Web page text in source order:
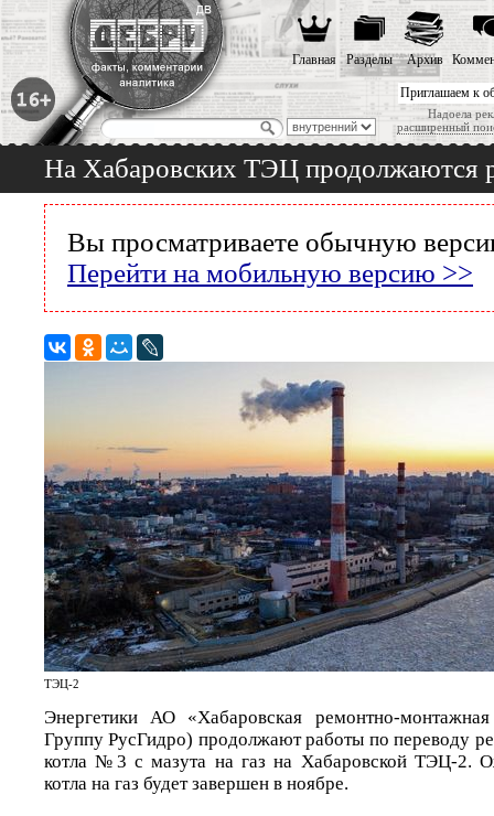
Приглашаем к
Надоела
расширенный
Главная Разделы Архив
На Хабаровских ТЭЦ продолжаются
Вы просматриваете обычную
Перейти на мобильную версию >>
ТЭЦ-2
Энергетики АО «Хабаровская ремонтно-
Группу РусГидро) продолжают работы по переводу
котла №3 с мазута на газ на Хабаровской ТЭЦ-2.
котла на газ будет завершен в ноябре.